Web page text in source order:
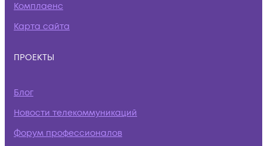
Комплаенс
Карта сайта
ПРОЕКТЫ
Блог
Новости телекоммуникаций
Форум профессионалов